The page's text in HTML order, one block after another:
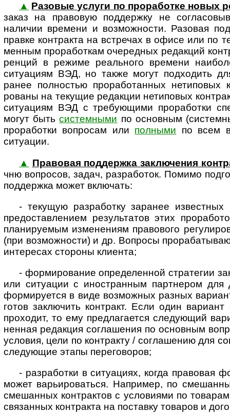
▲ Разовые услуги по проработке новых
заказ на правовую поддержку не
наличии времени и возможности. Разовая
правке контракта на встречах в офисе или
менным проработкам очередных редакций
ренций в режиме реаль­ного времени
ситуациям ВЭД, но также могут подходить
ранее полностью прорабо­танных нетиповых
рованы на текущие редакции нетиповых
ситуациям ВЭД с требующими прора­ботки
могут бытьсистемными по основным
проработки вопросам или полными по всем
ситуации.
▲ Правовая поддержка заклю­чения
чню воп­росов, задач, разра­боток. Помимо
под­держка может включать:
- текущую разработку заранее
предо­став­лением резуль­татов этих
плани­руемым изме­нениям право­вого
(при возможности) и др. Вопросы
интересах стороны клиента;
- формирование определенной стратегии
или ситуации с ино­стран­ным партнером для
форми­руется в виде возможных разных
готов заключить контракт. Если один
проходит, то ему предла­гается следу­ющий
ненная редакция соглашения по основным
условия, цели по контракту / согла­шению для
следующие этапы переговоров;
- разработки в ситуациях, когда правовая
может варь­иро­ваться. Например, по
смешан­ных контрактов с усло­виями по
связан­ных контракта на поставку товаров и